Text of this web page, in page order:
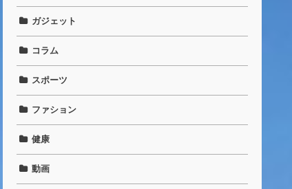
ガジェット
コラム
スポーツ
ファション
健康
動画